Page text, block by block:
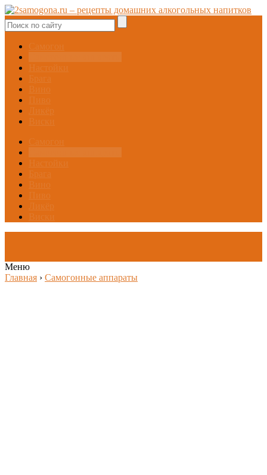
Самогон
Настойки
Брага
Вино
Пиво
Ликёр
Виски
Самогон
Настойки
Брага
Вино
Пиво
Ликёр
Виски
Меню
Главная › Самогонные аппараты